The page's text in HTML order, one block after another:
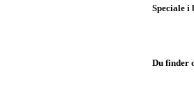
Speciale i
Du finder